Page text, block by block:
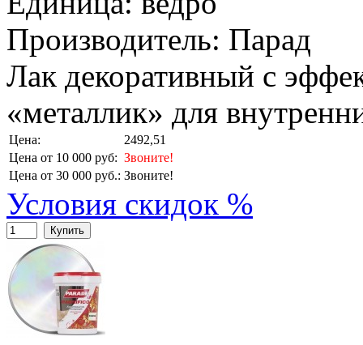
Производитель: Парад
Лак декоративный с
«металлик» для
Цена:
2492,51
Цена от 10 000 руб: Звоните!
Цена от 30 000 руб.: Звоните!
Условия скидок %
Купить